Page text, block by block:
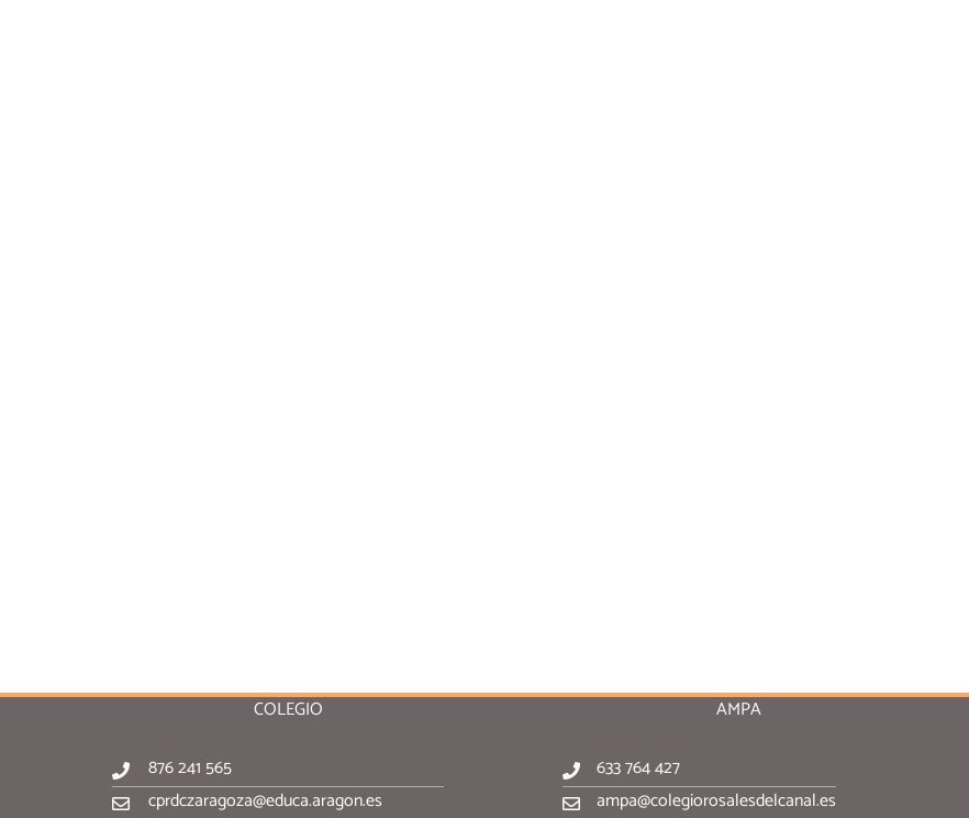
COLEGIO
876 241 565
cprdczaragoza@educa.aragon.es
AMPA
633 764 427
ampa@colegiorosalesdelcanal.es